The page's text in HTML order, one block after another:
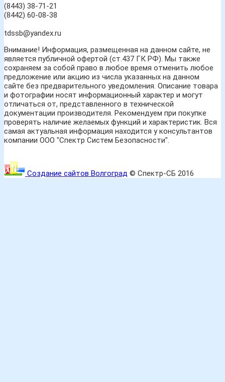
(8443) 38-71-21
(8442) 60-08-38
tdssb@yandex.ru
Внимание! Информация, размещенная на данном сайте, не
является публичной офертой (ст.437 ГК РФ). Мы также
сохраняем за собой право в любое время отменить любое
предложение или акцию из числа указанных на данном
сайте без предварительного уведомления. Описание товара
и фотографии носят информационный характер и могут
отличаться от, представленного в технической
документации производителя. Рекомендуем при покупке
проверять наличие желаемых функций и характеристик. Вся
самая актуальная информация находится у консультантов
компании ООО "Спектр Систем Безопасности".
Создание сайтов Волгоград © Спектр-СБ 2016